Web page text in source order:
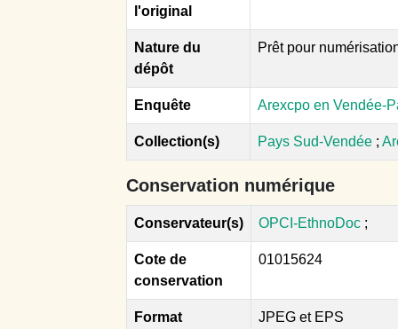
l'original
Nature du
dépôt
Prêt pour
Enquête Arexcpo en Vendée-
Collection(s) Pays Sud-Vendée ;
Conservation numérique
Conservateur(s) OPCI-EthnoDoc ;
Cote de
conservation
01015624
Format
JPEG et EPS